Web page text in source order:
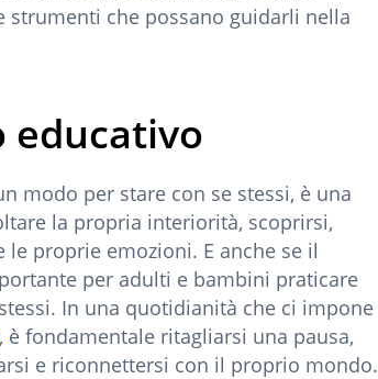
strumenti che possano guidarli nella
educativo
modo per stare con se stessi, è una
la propria interiorità, scoprirsi,
proprie emozioni. E anche se il
per adulti e bambini praticare
In una quotidianità che ci impone
, è fondamentale ritagliarsi una pausa,
e riconnettersi con il proprio mondo.